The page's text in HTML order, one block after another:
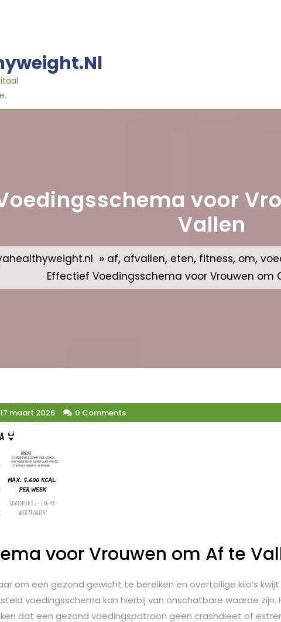
voor
Vallen
» af, afvallen, eten, fitness, om,
Effectief Voedingsschema voor Vrouwen om
17 maart 2026 0 Comments
voor Vrouwen om Af te
om een gezond gewicht te bereiken en overtollige kilo’s
voedingsschema kan hierbij van onschatbare waarde zijn.
dat een gezond voedingspatroon geen crashdieet of